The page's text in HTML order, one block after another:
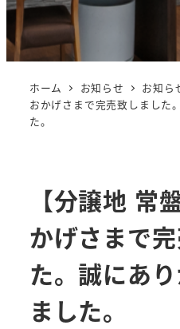
ホーム お知らせ お知ら
おかげさまで完売致しました
た。
【分譲地 常
かげさまで
た。誠にあ
ました。